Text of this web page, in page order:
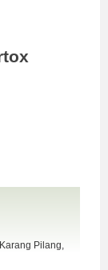
Pilang,